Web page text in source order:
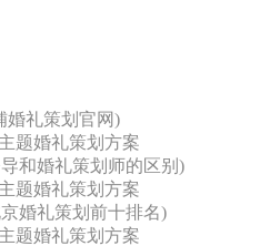
婚礼策划官网)
主题婚礼策划方案
和婚礼策划师的区别)
主题婚礼策划方案
婚礼策划前十排名)
主题婚礼策划方案